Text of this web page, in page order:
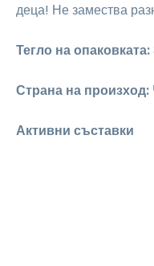
деца! Не замества
Тегло на опаковката:
Страна на произход:
Активни съставки